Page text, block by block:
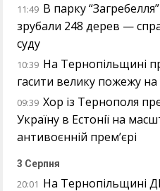
11:49 В парку
зрубали 248 дерев —
суду
10:39 На Тернопільщині
гасити велику пожежу на
09:39 Хор із Тернополя
Україну в Естонії на
антивоєнній прем’єрі
3 Серпня
20:01 На Тернопільщині